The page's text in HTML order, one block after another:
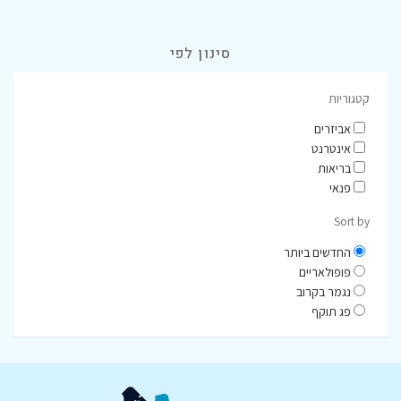
סינון לפי
קטגוריות
אביזרים
אינטרנט
בריאות
פנאי
Sort by
החדשים ביותר
פופולאריים
נגמר בקרוב
פג תוקף